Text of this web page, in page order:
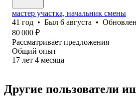
мастер участка, начальник смены
41 год • Был 6 августа •
80 000 ₽
Рассматривает предложения
Общий опыт
17 лет 4 месяца
Другие пользователи